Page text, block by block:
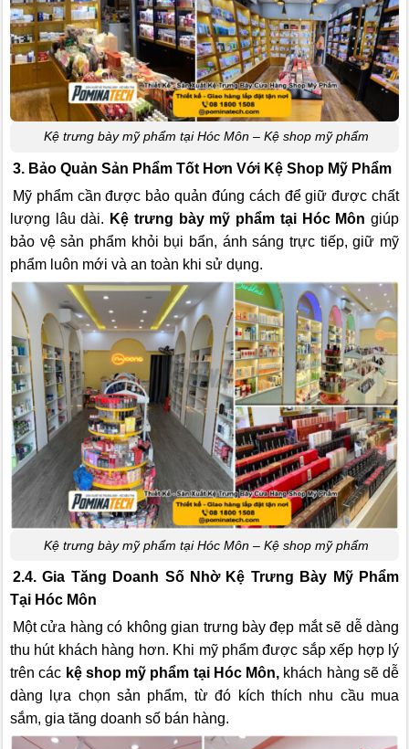
Kệ trưng bày mỹ phẩm tại Hóc Môn – Kệ shop mỹ phẩm
3. Bảo Quản Sản Phẩm Tốt Hơn Với Kệ Shop Mỹ Phẩm
Mỹ phẩm cần được bảo quản đúng cách để giữ được chất
lượng lâu dài. Kệ trưng bày mỹ phẩm tại Hóc Môn giúp
bảo vệ sản phẩm khỏi bụi bẩn, ánh sáng trực tiếp, giữ mỹ
phẩm luôn mới và an toàn khi sử dụng.
Kệ trưng bày mỹ phẩm tại Hóc Môn – Kệ shop mỹ phẩm
2.4. Gia Tăng Doanh Số Nhờ Kệ Trưng Bày Mỹ Phẩm
Tại Hóc Môn
Một cửa hàng có không gian trưng bày đẹp mắt sẽ dễ dàng
thu hút khách hàng hơn. Khi mỹ phẩm được sắp xếp hợp lý
trên các kệ shop mỹ phẩm tại Hóc Môn, khách hàng sẽ dễ
dàng lựa chọn sản phẩm, từ đó kích thích nhu cầu mua
sắm, gia tăng doanh số bán hàng.